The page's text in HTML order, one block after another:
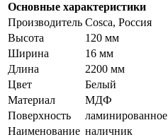
Основные характеристики
Производитель Cosca, Россия
Высота
120 мм
Ширина
16 мм
Длина
2200 мм
Цвет
Белый
Материал
МДФ
Поверхность
ламинированное
Наименование наличник